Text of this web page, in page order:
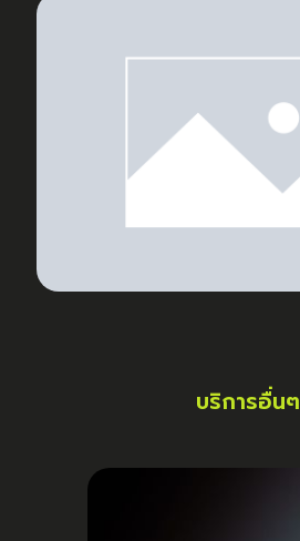
บริการอื่นๆ